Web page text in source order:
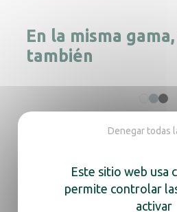
En la misma
también
Dispensador de
Este sitio web usa
permite controlar
activar
Denegar todas